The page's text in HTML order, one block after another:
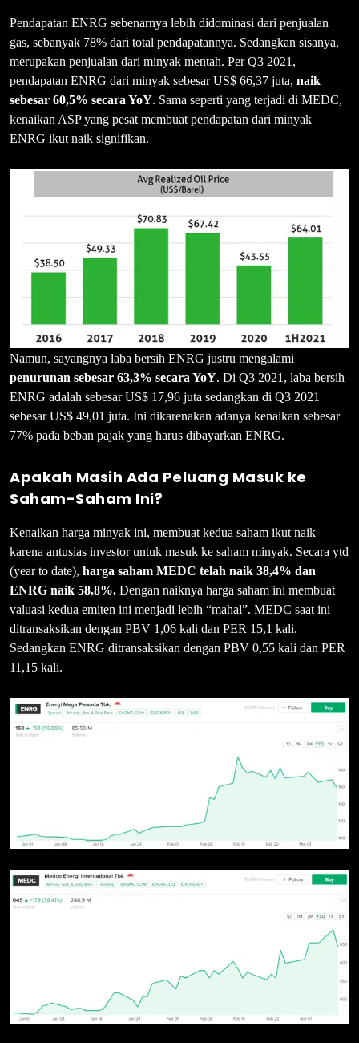
Pendapatan ENRG sebenarnya lebih didominasi dari penjualan
gas, sebanyak 78% dari total pendapatannya. Sedangkan sisanya,
merupakan penjualan dari minyak mentah. Per Q3 2021,
pendapatan ENRG dari minyak sebesar US$ 66,37 juta, naik
sebesar 60,5% secara YoY. Sama seperti yang terjadi di MEDC,
kenaikan ASP yang pesat membuat pendapatan dari minyak
ENRG ikut naik signifikan.
Namun, sayangnya laba bersih ENRG justru mengalami
penurunan sebesar 63,3% secara YoY. Di Q3 2021, laba bersih
ENRG adalah sebesar US$ 17,96 juta sedangkan di Q3 2021
sebesar US$ 49,01 juta. Ini dikarenakan adanya kenaikan sebesar
77% pada beban pajak yang harus dibayarkan ENRG.
Apakah Masih Ada Peluang Masuk ke
Saham-Saham Ini?
Kenaikan harga minyak ini, membuat kedua saham ikut naik
karena antusias investor untuk masuk ke saham minyak. Secara ytd
(year to date), harga saham MEDC telah naik 38,4% dan
ENRG naik 58,8%. Dengan naiknya harga saham ini membuat
valuasi kedua emiten ini menjadi lebih “mahal”. MEDC saat ini
ditransaksikan dengan PBV 1,06 kali dan PER 15,1 kali.
Sedangkan ENRG ditransaksikan dengan PBV 0,55 kali dan PER
11,15 kali.